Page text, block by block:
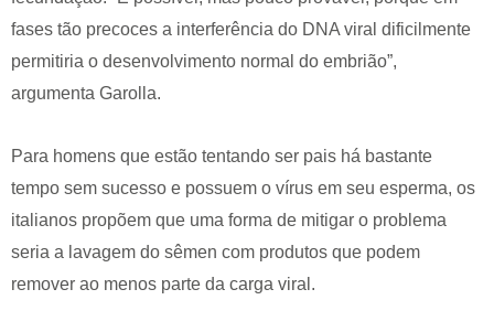
fases tão precoces a interferência do DNA viral dificilmente
permitiria o desenvolvimento normal do embrião”,
argumenta Garolla.
Para homens que estão tentando ser pais há bastante
tempo sem sucesso e possuem o vírus em seu esperma, os
italianos propõem que uma forma de mitigar o problema
seria a lavagem do sêmen com produtos que podem
remover ao menos parte da carga viral.